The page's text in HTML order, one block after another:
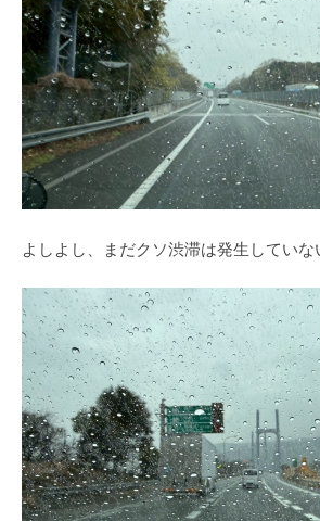
よしよし、まだクソ渋滞は発生していな